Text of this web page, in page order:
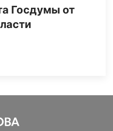
Госдумы от